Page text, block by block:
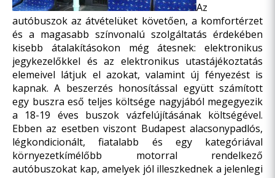
Az
autóbuszok az átvételüket követően, a komfortérzet
és a magasabb színvonalú szolgáltatás érdekében
kisebb átalakításokon még átesnek: elektronikus
jegykezelőkkel és az elektronikus utastájékoztatás
elemeivel látjuk el azokat, valamint új fényezést is
kapnak. A beszerzés honosítással együtt számított
egy buszra eső teljes költsége nagyjából megegyezik
a 18-19 éves buszok vázfelújításának költségével.
Ebben az esetben viszont Budapest alacsonypadlós,
légkondicionált, fiatalabb és egy kategóriával
környezetkímélőbb motorral rendelkező
autóbuszokat kap, amelyek jól illeszkednek a jelenlegi